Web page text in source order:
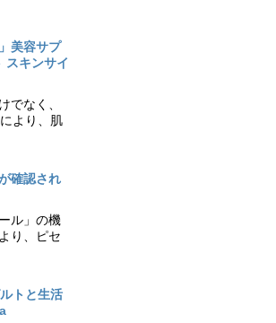
美容サプ
スキンサイ
でなく、
より、肌
確認され
ル」の機
り、ピセ
トと生活